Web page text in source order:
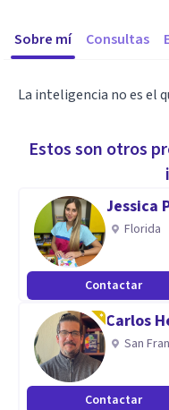
Sobre mí Consultas
La inteligencia no es el
Estos son otros
Jessica
Florida
Contactar
Carlos
San
Contactar